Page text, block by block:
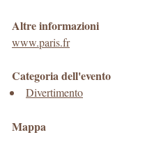
Altre informazioni
www.paris.fr
Categoria dell'evento
Divertimento
Mappa